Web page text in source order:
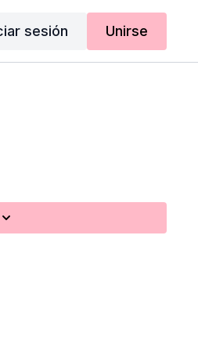
sesión Unirse